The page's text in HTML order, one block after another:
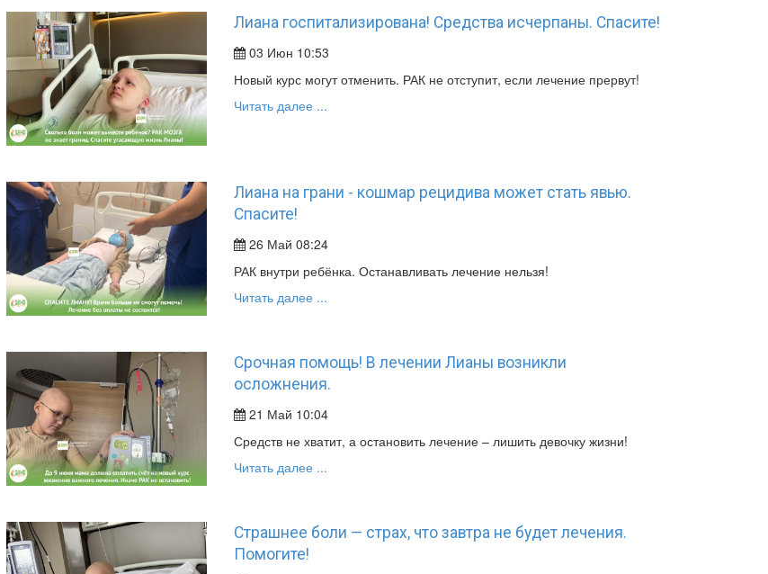
Лиана госпитализирована! Средства исчерпаны. Спасите!
03 Июн 10:53
Новый курс могут отменить. РАК не отступит, если лечение прервут!
Читать далее ...
Лиана на грани - кошмар рецидива может стать явью.
Спасите!
26 Май 08:24
РАК внутри ребёнка. Останавливать лечение нельзя!
Читать далее ...
Срочная помощь! В лечении Лианы возникли
осложнения.
21 Май 10:04
Средств не хватит, а остановить лечение – лишить девочку жизни!
Читать далее ...
Страшнее боли — страх, что завтра не будет лечения.
Помогите!